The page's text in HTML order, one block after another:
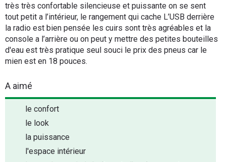
Services
Forum
Moto
très très confortable silencieuse et puissante on se sent
tout petit a l’intérieur, le rangement qui cache L’USB derrière
la radio est bien pensée les cuirs sont très agréables et la
console a l’arrière ou on peut y mettre des petites bouteilles
d'eau est très pratique seul souci le prix des pneus car le
mien est en 18 pouces.
A aimé
le confort
le look
la puissance
l'espace intérieur